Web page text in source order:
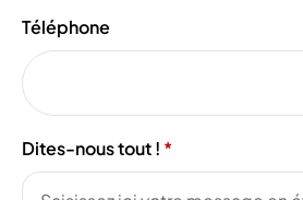
Téléphone
Dites-nous tout !